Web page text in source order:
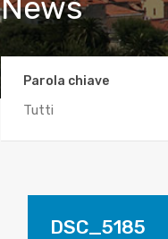
Parola chiave
DSC_5185